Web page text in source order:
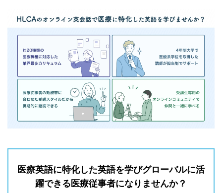
医療英語に特化した英語を学びグローバルに活
躍できる医療従事者になりませんか？